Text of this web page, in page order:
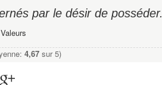
par le désir de posséder.
Valeurs
4,67 sur 5)